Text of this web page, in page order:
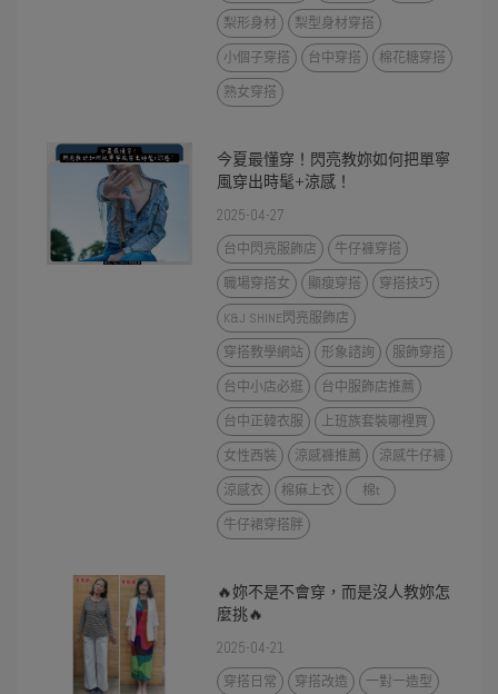
梨形身材
梨型身材穿搭
小個子穿搭
台中穿搭
棉花糖穿搭
熟女穿搭
今夏最懂穿！閃亮教妳如何把單寧
風穿出時髦+涼感！
2025-04-27
台中閃亮服飾店
牛仔褲穿搭
職場穿搭女
顯瘦穿搭
穿搭技巧
K&J SHINE閃亮服飾店
穿搭教學網站
形象諮詢
服飾穿搭
台中小店必逛
台中服飾店推薦
台中正韓衣服
上班族套裝哪裡買
女性西裝
涼感褲推薦
涼感牛仔褲
涼感衣
棉痳上衣
棉t
牛仔裙穿搭胖
🔥妳不是不會穿，而是沒人教妳怎
麼挑🔥
2025-04-21
穿搭日常 穿搭改造
一對一造型